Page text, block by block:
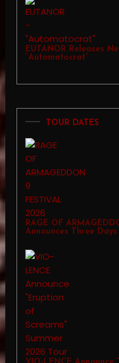
EUTANOR Releases
“Automatocrat”
TOUR DATES
RAGE OF
Announces Three